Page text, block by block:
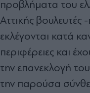
προβλήµατα του
Αττικής βουλευτές
εκλέγονται κατά
περιφέρειες και
την επανεκλογή
την παρούσα